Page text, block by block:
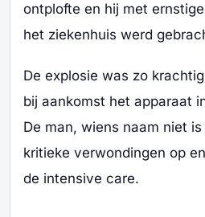
ontplofte en hij met
het ziekenhuis werd
De explosie was zo
bij aankomst het apparaat
De man, wiens naam niet
kritieke verwondingen op
de intensive care.